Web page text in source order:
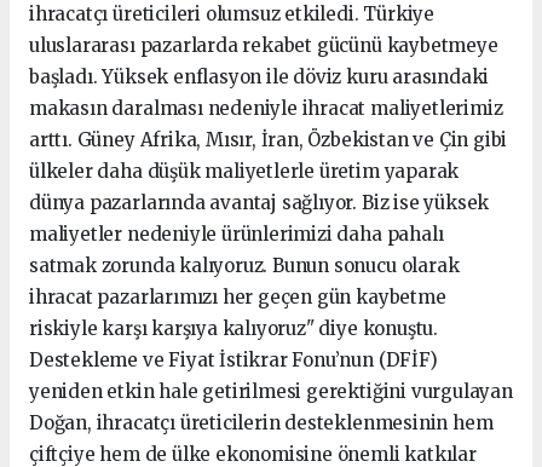
ihracatçı üreticileri olumsuz etkiledi. Türkiye
uluslararası pazarlarda rekabet gücünü kaybetmeye
başladı. Yüksek enflasyon ile döviz kuru arasındaki
makasın daralması nedeniyle ihracat maliyetlerimiz
arttı. Güney Afrika, Mısır, İran, Özbekistan ve Çin gibi
ülkeler daha düşük maliyetlerle üretim yaparak
dünya pazarlarında avantaj sağlıyor. Biz ise yüksek
maliyetler nedeniyle ürünlerimizi daha pahalı
satmak zorunda kalıyoruz. Bunun sonucu olarak
ihracat pazarlarımızı her geçen gün kaybetme
riskiyle karşı karşıya kalıyoruz" diye konuştu.
Destekleme ve Fiyat İstikrar Fonu’nun (DFİF)
yeniden etkin hale getirilmesi gerektiğini vurgulayan
Doğan, ihracatçı üreticilerin desteklenmesinin hem
çiftçiye hem de ülke ekonomisine önemli katkılar